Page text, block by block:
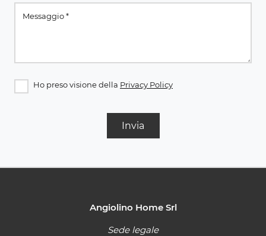
Ho preso visione della Privacy Policy
Invia
Angiolino Home Srl
Sede legale